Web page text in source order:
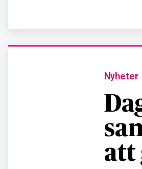
Nyheter
att